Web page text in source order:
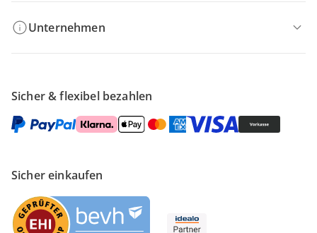
Unternehmen
Sicher & flexibel bezahlen
Sicher einkaufen